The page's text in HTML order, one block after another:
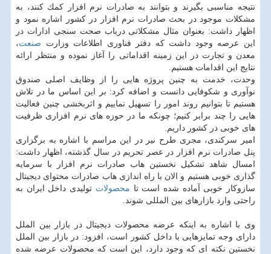
نتیجه مناسبی بگیرند و بتوانند به صادرات نرم افزار كمك كنند، به
مشكلات موجود در بحث صادرات نرم افزار در كشور اشاره نمود و
اظهار داشت: بعنوان مثال مشكلاتی درباب صحت سنجی ادارات در
این عرصه وجود داشت كه دفتر فناوری اطلاعات وزارت صنعت،
معدن و تجارت در این زمینه اقداماتی را آغاز نموده و منتظر ارائه
نتایج این اقدامات هستیم.
وحدت، خدمت به چنین پروژه هایی را از وظایف اصلی صندوق
نوآوری و شكوفایی دانست و اضافه كرد: بر این اساس ما در تلاش
هستیم تا بتوانیم روند امور را تسهیل نماییم و اثربخشی چنین فعالیت
هایی را چند برابر كنیم؛ چونكه ما در حوزه های نرم افزاری ظرفیت
های خوبی در كشور داریم.
امیر سركندی، مجری طرح نیر در این مراسم با اشاره به برگزاری
پنل صادرات نرم افزار در عصر تحریم در سال گذشته، اظهار داشت:
امسال شاهد تشكیل نخستین هاب صادرات نرم افزار با سرمایه
گذاری خوبی هستیم و الان با راه اندازی هاب صادرات محتوای دیجیتال
سازوكار خوبی آماده شده است تا محصولات تولیدی داخل ایران به
راحتی وارد بازارهای بین المللی شوند.
وی با اشاره به اینكه عرضه محصولات دیجیتال در بازار بین الملل
دارای وجه تمایزهایی با داخل كشور است، افزود: در بازار بین الملل
نخستین نكته ای كه وجود دارد، این است كه محصولات عرضه شده